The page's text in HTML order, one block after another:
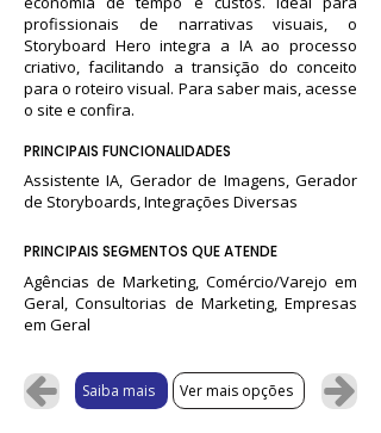
profissionais de narrativas visuais, o
Storyboard Hero integra a IA ao processo
criativo, facilitando a transição do conceito
para o roteiro visual. Para saber mais, acesse
o site e confira.
PRINCIPAIS FUNCIONALIDADES
Assistente IA, Gerador de Imagens, Gerador
de Storyboards, Integrações Diversas
PRINCIPAIS SEGMENTOS QUE ATENDE
Agências de Marketing, Comércio/Varejo em
Geral, Consultorias de Marketing, Empresas
em Geral
Saiba mais Ver mais opções